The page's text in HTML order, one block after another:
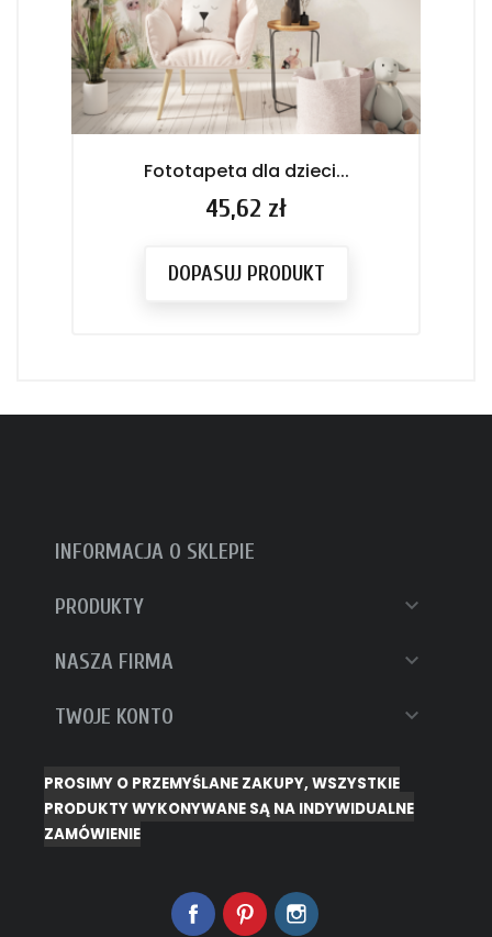
Fototapeta dla dzieci...
Cena
45,62 zł
DOPASUJ PRODUKT
INFORMACJA O SKLEPIE
PRODUKTY 
NASZA FIRMA 
TWOJE KONTO 
PROSIMY O PRZEMYŚLANE ZAKUPY, WSZYSTKIE
PRODUKTY WYKONYWANE SĄ NA INDYWIDUALNE
ZAMÓWIENIE
FacebookPinterest